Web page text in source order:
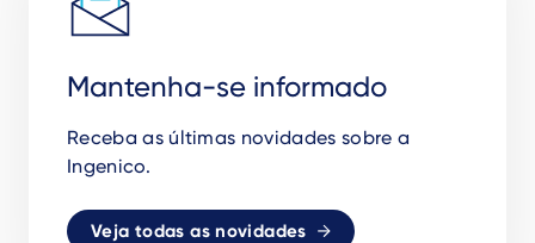
Mantenha-se informado
Receba asúltimas novidades sobre a
Ingenico.
Veja todas as novidades